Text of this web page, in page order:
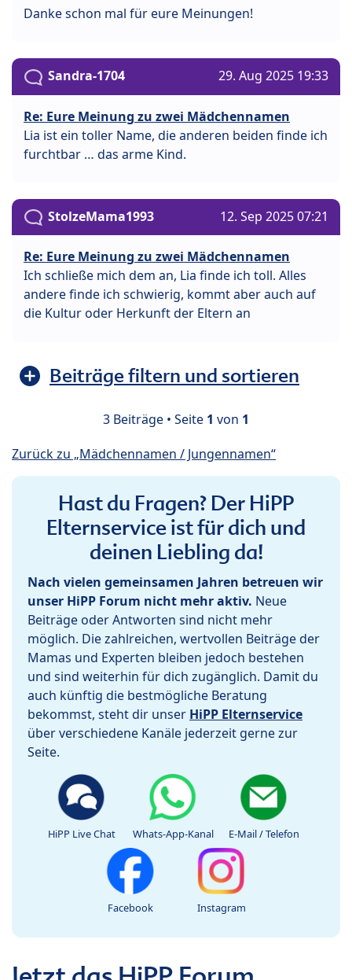
Danke schon mal für eure Meinungen!
Sandra-1704 29. Aug 2025 19:33
Re: Eure Meinung zu zwei Mädchennamen
Lia ist ein toller Name, die anderen beiden finde ich
furchtbar … das arme Kind.
StolzeMama1993 12. Sep 2025 07:21
Re: Eure Meinung zu zwei Mädchennamen
Ich schließe mich dem an, Lia finde ich toll. Alles
andere finde ich schwierig, kommt aber auch auf
die Kultur oder Herkunft der Eltern an
Beiträge filtern und sortieren
3 Beiträge • Seite 1 von 1
Zurück zu „Mädchennamen / Jungennamen“
Hast du Fragen? Der HiPP
Elternservice ist für dich und
deinen Liebling da!
Nach vielen gemeinsamen Jahren betreuen wir
unser HiPP Forum nicht mehr aktiv. Neue
Beiträge oder Antworten sind nicht mehr
möglich. Die zahlreichen, wertvollen Beiträge der
Mamas und Experten bleiben jedoch bestehen
und sind weiterhin für dich zugänglich. Damit du
auch künftig die bestmögliche Beratung
bekommst, steht dir unser HiPP Elternservice
über verschiedene Kanäle jederzeit gerne zur
Seite.
HiPP Live Chat Whats-App-Kanal E-Mail / Telefon
Facebook Instagram